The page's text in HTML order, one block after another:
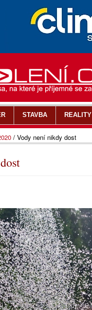
/ Vody není nikdy dost
STAVBA REALITY